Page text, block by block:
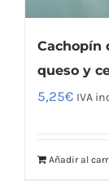
Cachopín
queso y
5,25€ IVA
Añadir al